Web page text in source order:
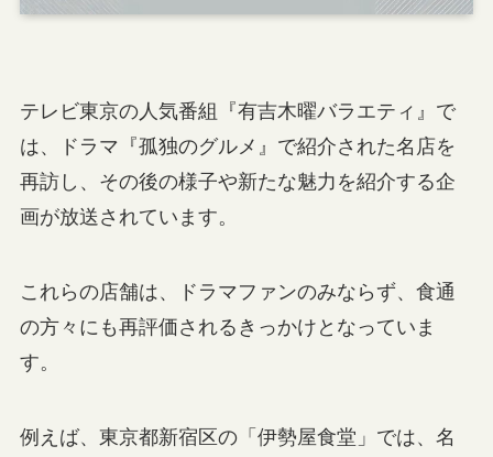
テレビ東京の人気番組『有吉木曜バラエティ』で
は、ドラマ『孤独のグルメ』で紹介された名店を
再訪し、その後の様子や新たな魅力を紹介する企
画が放送されています。
これらの店舗は、ドラマファンのみならず、食通
の方々にも再評価されるきっかけとなっていま
す。
例えば、東京都新宿区の「伊勢屋食堂」では、名